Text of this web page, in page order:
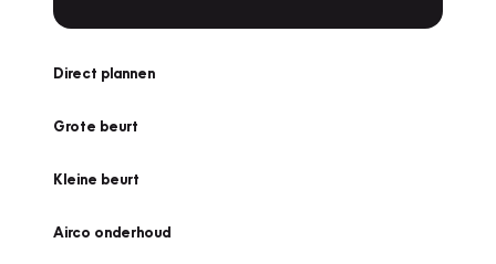
Direct plannen
Grote beurt
Kleine beurt
Airco onderhoud